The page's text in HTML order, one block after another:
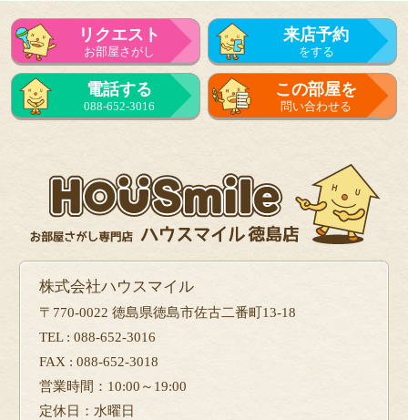
リクエスト
お部屋さがし
来店予約
をする
電話する
088-652-3016
この部屋を
問い合わせる
株式会社ハウスマイル
〒770-0022 徳島県徳島市佐古二番町13-18
TEL : 088-652-3016
FAX : 088-652-3018
営業時間：10:00～19:00
定休日：水曜日